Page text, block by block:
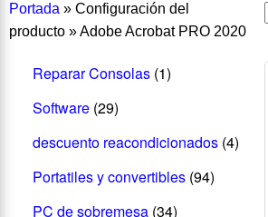
Portada » Configuración del
producto »Adobe Acrobat PRO 2020
Reparar Consolas (1)
Software (29)
descuento reacondicionados (4)
Portatiles y convertibles (94)
PC de sobremesa (34)